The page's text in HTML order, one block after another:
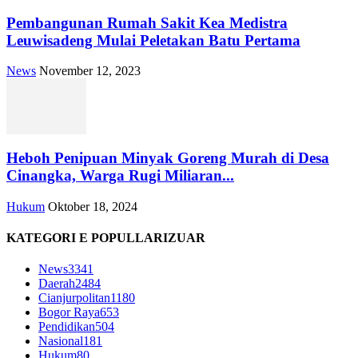
Pembangunan Rumah Sakit Kea Medistra
Leuwisadeng Mulai Peletakan Batu Pertama
News November 12, 2023
Heboh Penipuan Minyak Goreng Murah di Desa
Cinangka, Warga Rugi Miliaran...
Hukum Oktober 18, 2024
KATEGORI E POPULLARIZUAR
News3341
Daerah2484
Cianjurpolitan1180
Bogor Raya653
Pendidikan504
Nasional181